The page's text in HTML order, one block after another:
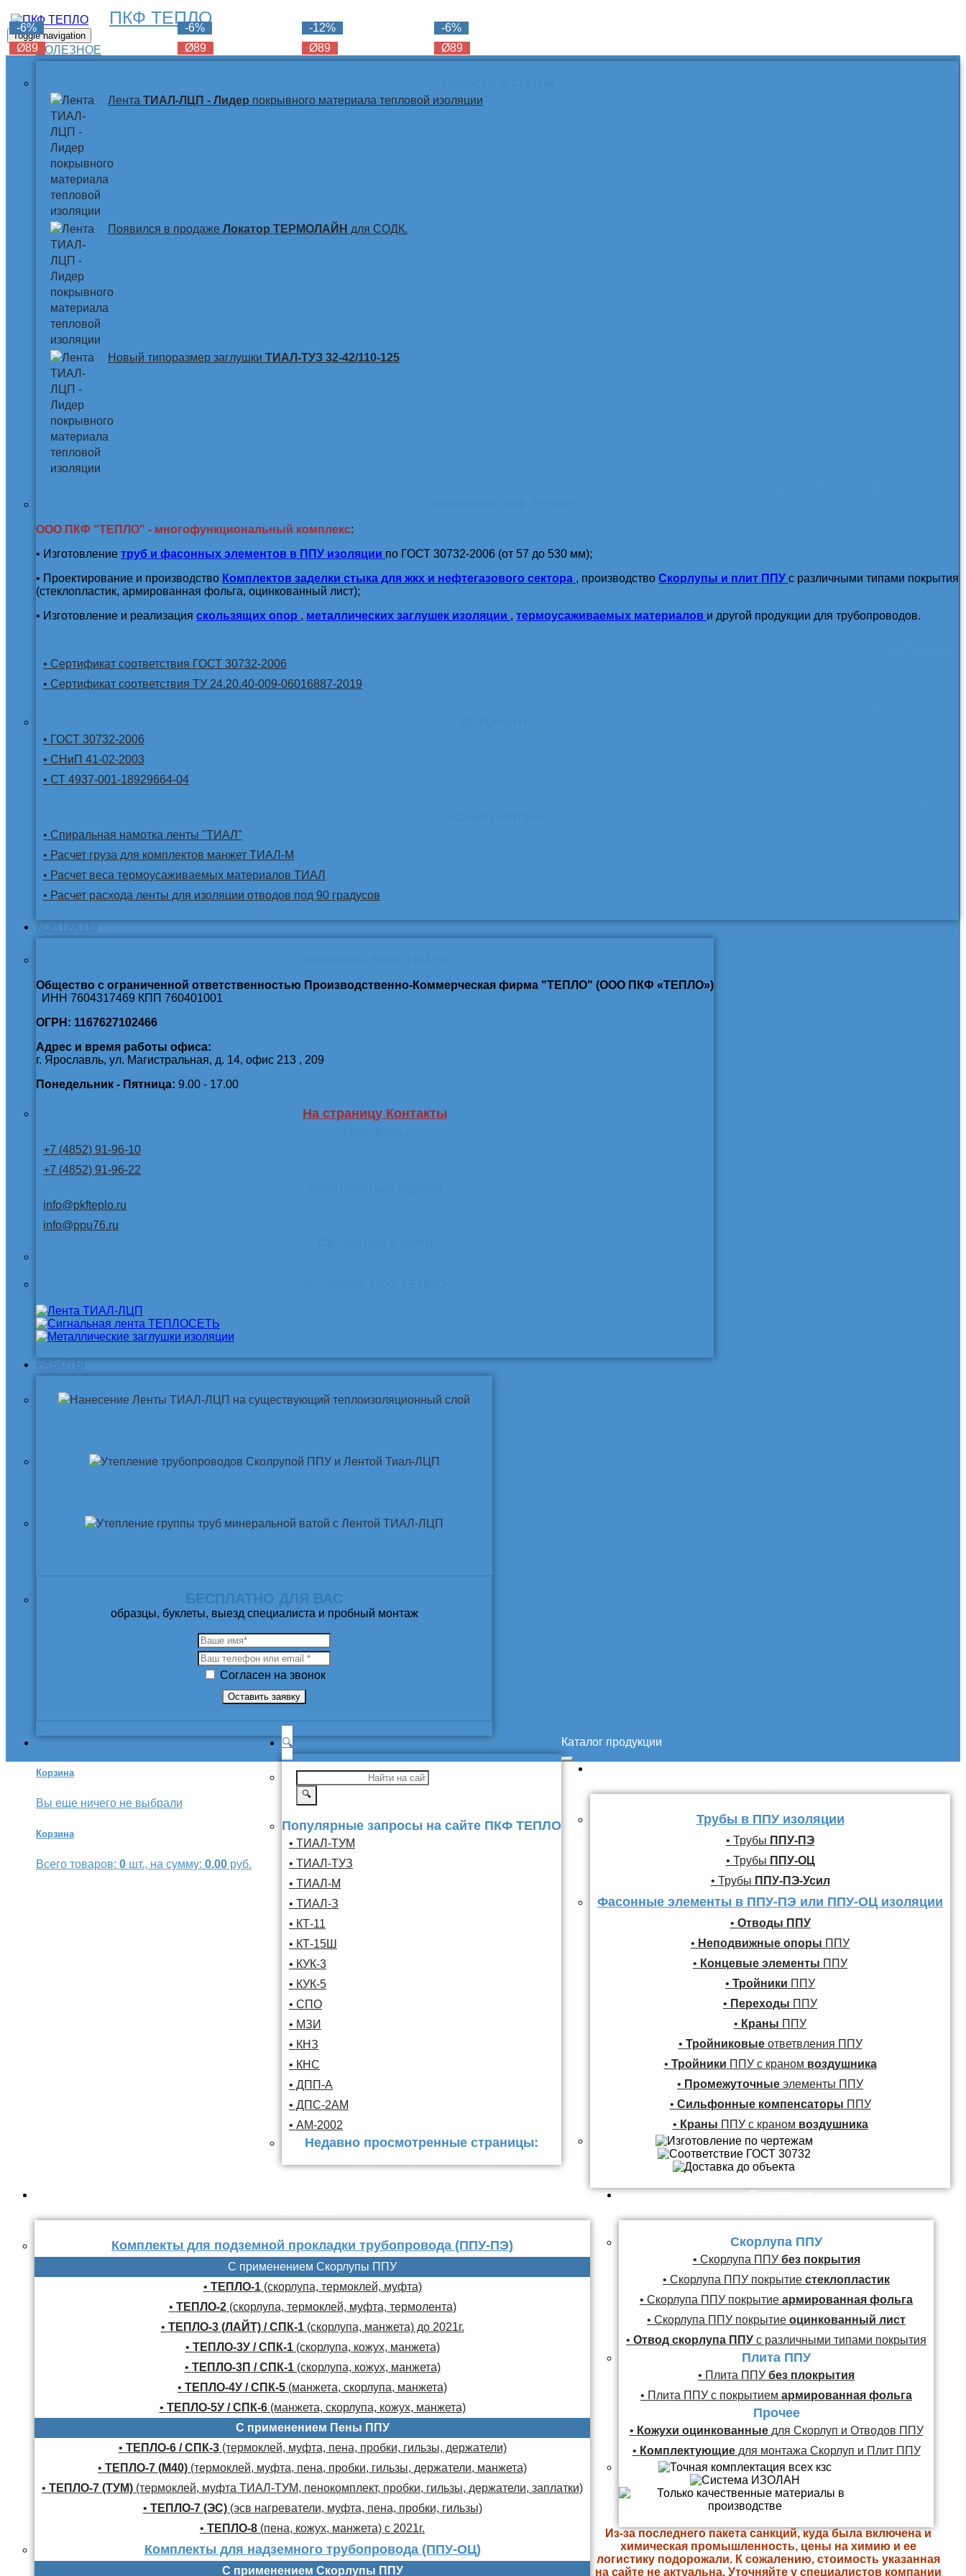
ПКФ ТЕПЛО
Toggle navigation
ПОЛЕЗНОЕ
Лента ТИАЛ-ЛЦП - Лидер покрывного материала тепловой изоляции
Появился в продаже Локатор ТЕРМОЛАЙН для СОДК.
Новый типоразмер заглушки ТИАЛ-ТУЗ 32-42/110-125
ООО ПКФ "ТЕПЛО" - многофункциональный комплекс:
• Изготовление труб и фасонных элементов в ППУ изоляции по ГОСТ 30732-2006 (от 57 до 530 мм);
• Проектирование и производство Комплектов заделки стыка для жкх и нефтегазового сектора , производство Скорлупы и плит ППУ с различными типами покрытия
(стеклопластик, армированная фольга, оцинкованный лист);
• Изготовление и реализация скользящих опор , металлических заглушек изоляции , термоусаживаемых материалов и другой продукции для трубопроводов.
• Сертификат соответствия ГОСТ 30732-2006
• Сертификат соответствия ТУ 24.20.40-009-06016887-2019
• ГОСТ 30732-2006
• СНиП 41-02-2003
• СТ 4937-001-18929664-04
• Спиральная намотка ленты "ТИАЛ"
• Расчет груза для комплектов манжет ТИАЛ-М
• Расчет веса термоусаживаемых материалов ТИАЛ
• Расчет расхода ленты для изоляции отводов под 90 градусов
КОНТАКТЫ
Общество с ограниченной ответственностью Производственно-Коммерческая фирма "ТЕПЛО" (ООО ПКФ «ТЕПЛО»)
ИНН 7604317469 КПП 760401001
ОГРН: 1167627102466
Адрес и время работы офиса:
г. Ярославль, ул. Магистральная, д. 14, офис 213 , 209
Понедельник - Пятница: 9.00 - 17.00
На страницу Контакты
+7 (4852) 91-96-10
+7 (4852) 91-96-22
info@pkfteplo.ru
info@ppu76.ru
РАБОТЫ
образцы, буклеты, выезд специалиста и пробный монтаж
Согласен на звонок
Корзина
Вы еще ничего не выбрали
Корзина
Всего товаров: 0 шт., на сумму: 0.00 руб.
🔍
🔍
Популярные запросы на сайте ПКФ ТЕПЛО
• ТИАЛ-ТУМ
• ТИАЛ-ТУЗ
• ТИАЛ-М
• ТИАЛ-З
• КТ-11
• КТ-15Ш
• КУК-3
• КУК-5
• СПО
• МЗИ
• КНЗ
• КНС
• ДПП-А
• ДПС-2АМ
• АМ-2002
Недавно просмотренные страницы:
Каталог продукции
Трубы в ППУ изоляции
• Трубы ППУ-ПЭ
• Трубы ППУ-ОЦ
• Трубы ППУ-ПЭ-Усил
Фасонные элементы в ППУ-ПЭ или ППУ-ОЦ изоляции
• Отводы ППУ
• Неподвижные опоры ППУ
• Концевые элементы ППУ
• Тройники ППУ
• Переходы ППУ
• Краны ППУ
• Тройниковыеответвления ППУ
• Тройники ППУ с краном воздушника
• Промежуточные элементы ППУ
• Сильфонные компенсаторы ППУ
• Краны ППУ с краном воздушника
Комплекты для подземной прокладки трубопровода (ППУ-ПЭ)
С применением Скорлупы ППУ
• ТЕПЛО-1(скорлупа, термоклей, муфта)
• ТЕПЛО-2(скорлупа, термоклей, муфта, термолента)
• ТЕПЛО-3 (ЛАЙТ) / СПК-1(скорлупа, манжета) до 2021г.
• ТЕПЛО-3У / СПК-1(скорлупа, кожух, манжета)
• ТЕПЛО-3П / СПК-1(скорлупа, кожух, манжета)
• ТЕПЛО-4У / СПК-5 (манжета, скорлупа, манжета)
• ТЕПЛО-5У / СПК-6(манжета, скорлупа, кожух, манжета)
С применением Пены ППУ
• ТЕПЛО-6 / СПК-3(термоклей, муфта, пена, пробки, гильзы, держатели)
• ТЕПЛО-7 (М40) (термоклей, муфта, пена, пробки, гильзы, держатели, манжета)
• ТЕПЛО-7 (ТУМ) (термоклей, муфта ТИАЛ-ТУМ, пенокомплект, пробки, гильзы, держатели, заплатки)
• ТЕПЛО-7 (ЭС)(эсв нагреватели, муфта, пена, пробки, гильзы)
• ТЕПЛО-8 (пена, кожух, манжета) с 2021г.
Комплекты для надземного трубопровода (ППУ-ОЦ)
С применением Скорлупы ППУ
Скорлупы и
Скорлупа ППУ
• Скорлупа ППУбез покрытия
• Скорлупа ППУ покрытие стеклопластик
• Скорлупа ППУ покрытие армированная фольга
• Скорлупа ППУ покрытие оцинкованный лист
• Отвод скорлупа ППУ с различными типами покрытия
Плита ППУ
• Плита ППУ без плокрытия
• Плита ППУ с покрытием армированная фольга
Прочее
• Кожухи оцинкованные для Скорлуп и Отводов ППУ
• Комплектующие для монтажа Скорлуп и Плит ППУ
Из-за последнего пакета санкций, куда была включена и
химическая промышленность, цены на химию и ее
логистику подорожали. К сожалению, стоимость указанная
на сайте не актуальна. Уточняйте у специалистов компании
-6%
Ø89
-6%
Ø89
-6%
Ø89
-6%
Ø89
-12%
Ø89